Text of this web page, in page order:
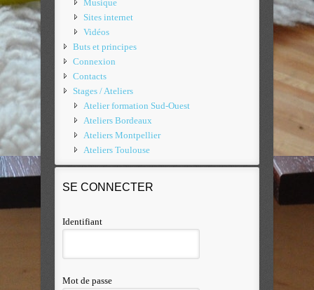
Musique
Sites internet
Vidéos
Buts et principes
Connexion
Contacts
Stages / Ateliers
Atelier formation Sud-Ouest
Ateliers Bordeaux
Ateliers Montpellier
Ateliers Toulouse
SE CONNECTER
Identifiant
Mot de passe